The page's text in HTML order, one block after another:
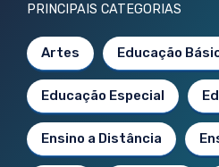
PRINCIPAIS CATEGORIAS
Artes Educação
Educação Especial
Ensino a Distância